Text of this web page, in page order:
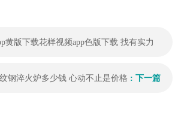
黄版下载花样视频app色版下载 找有实力
钢淬火炉多少钱 心动不止是价格 : 下一篇